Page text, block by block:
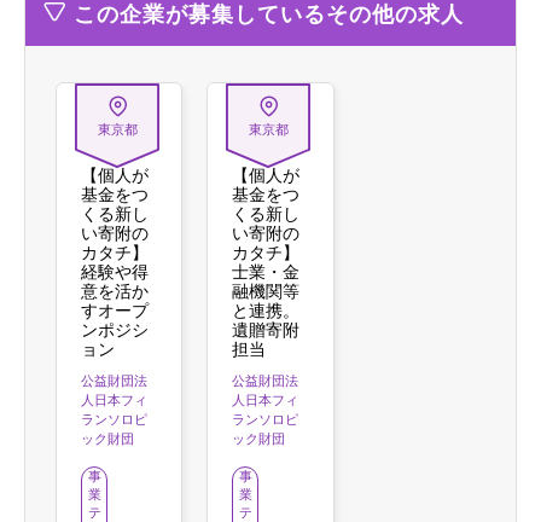
この企業が募集しているその他の求人
東京都
【個人が
基金をつ
くる新し
い寄附の
カタチ】
経験や得
意を活か
すオープ
ンポジシ
ョン
公益財団法
人日本フィ
ランソロピ
ック財団
事
業
テ
東京都
【個人が
基金をつ
くる新し
い寄附の
カタチ】
士業・金
融機関等
と連携。
遺贈寄附
担当
公益財団法
人日本フィ
ランソロピ
ック財団
事
業
テ